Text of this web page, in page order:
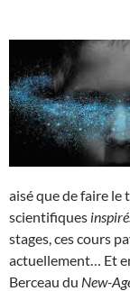
aisé que de faire le
scientifiques
stages, ces cours
actuellement… Et
Berceau du New-